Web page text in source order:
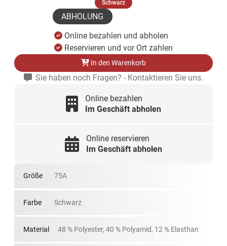
Schwarz(ausgewählt)
ABHOLUNG
Online bezahlen und abholen
Reservieren und vor Ort zahlen
In den Warenkorb
Sie haben noch Fragen? - Kontaktieren Sie uns.
Online bezahlen
Im Geschäft abholen
Online reservieren
Im Geschäft abholen
Größe 75A
Farbe Schwarz
Material 48 % Polyester, 40 % Polyamid, 12 % Elasthan